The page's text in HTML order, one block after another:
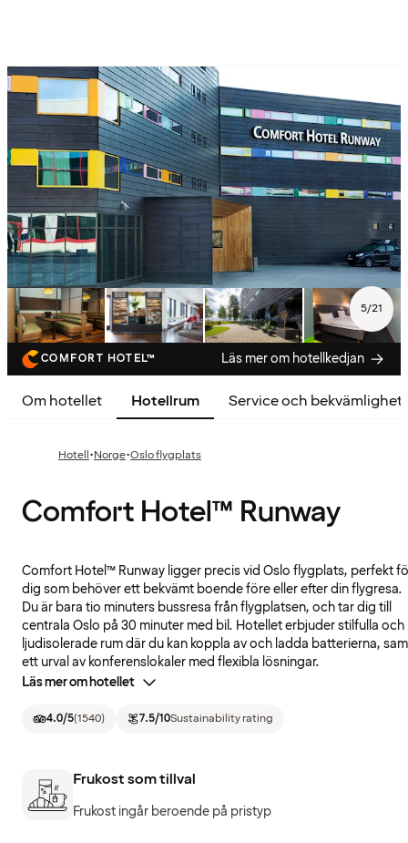
5/21
COMFORT HOTEL™ Läs mer om hotellkedjan
Om hotellet Hotellrum Service och
Hotell·Norge·Oslo flygplats
Comfort Hotel™ Runway
Comfort Hotel™ Runway ligger precis vid Oslo flygplats, perfekt
dig som behöver ett bekvämt boende före eller efter din flygresa.
Du är bara tio minuters bussresa från flygplatsen, och tar dig till
centrala Oslo på 30 minuter med bil. Hotellet erbjuder stilfulla och
ljudisolerade rum där du kan koppla av och ladda batterierna,
ett urval av konferenslokaler med flexibla lösningar.
Läs mer om hotellet
4.0/5(1540) 7.5/10Sustainability rating
Frukost som tillval
Frukost ingår beroende på pristyp